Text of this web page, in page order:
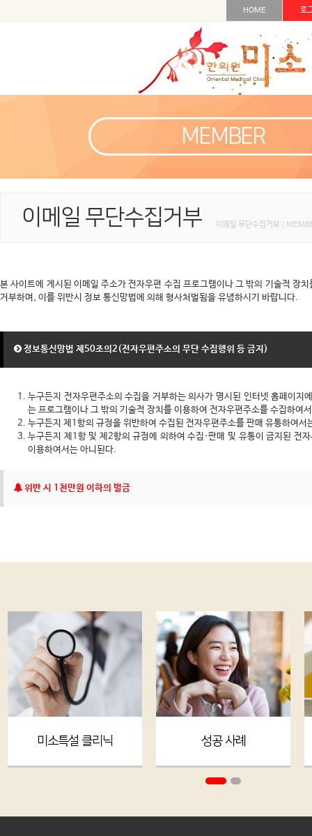
HOME 로
MEMBER
이메일 무단수집거부 이메일 무단수집거부 <
본 사이트에 게시된 이메일 주소가 전자우편 수집 프로그램이나 그 밖의 기술적 장
거부하며, 이를 위반시 정보 통신망법에 의해 형사처벌됨을 유념하시기 바랍니다.
정보통신망법 제50조의2(전자우편주소의 무단 수집행위 등 금지)
누구든지 전자우편주소의 수집을 거부하는 의사가 명시된 인터넷 홈페이지
는 프로그램이나 그 밖의 기술적 장치를 이용하여 전자우편주소를 수집하여
누구든지 제1항의 규정을 위반하여 수집된 전자우편주소를 판매 유통하여서
누구든지 제1항 및 제2항의 규정에 의하여 수집·판매 및 유통이 금지된 전
이용하여서는 아니된다.
위반 시 1천만원 이하의 벌금
미소특설 클리닉 성공 사례